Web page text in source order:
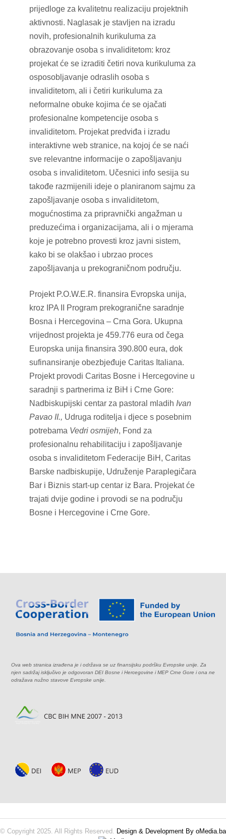
prijedloge za kvalitetnu realizaciju projektnih
aktivnosti. Naglasak je stavljen na izradu
novih, profesionalnih kurikuluma za
obrazovanje osoba s invaliditetom: kroz
projekat će se izraditi četiri nova kurikuluma za
osposobljavanje odraslih osoba s
invaliditetom, ali i četiri kurikuluma za
neformalne obuke kojima će se ojačati
profesionalne kompetencije osoba s
invaliditetom. Projekat predviđa i izradu
interaktivne web stranice, na kojoj će se naći
sve relevantne informacije o zapošljavanju
osoba s invaliditetom. Učesnici info sesija su
takođe razmijenili ideje o planiranom sajmu za
zapošljavanje osoba s invaliditetom,
mogućnostima za pripravnički angažman u
preduzećima i organizacijama, ali i o mjerama
koje je potrebno provesti kroz javni sistem,
kako bi se olakšao i ubrzao proces
zapošljavanja u prekograničnom području.
Projekt P.O.W.E.R. finansira Evropska unija,
kroz IPA II Program prekogranične saradnje
Bosna i Hercegovina – Crna Gora. Ukupna
vrijednost projekta je 459.776 eura od čega
Europska unija finansira 390.800 eura, dok
sufinansiranje obezbjeđuje Caritas Italiana.
Projekt provodi Caritas Bosne i Hercegovine u
saradnji s partnerima iz BiH i Crne Gore:
Nadbiskupijski centar za pastoral mladih Ivan
Pavao II., Udruga roditelja i djece s posebnim
potrebama Vedri osmijeh, Fond za
profesionalnu rehabilitaciju i zapošljavanje
osoba s invaliditetom Federacije BiH, Caritas
Barske nadbiskupije, Udruženje Paraplegičara
Bar i Biznis start-up centar iz Bara. Projekat će
trajati dvije godine i provodi se na području
Bosne i Hercegovine i Crne Gore.
Ova web stranica izrađena je i održava se uz finansijsku podršku Evropske unije. Za
njen sadržaj isključivo je odgovoran DEI Bosne i Hercegovine i MEP Crne Gore i ona ne
odražava nužno stavove Evropske unije.
© Copyright 2025. All Rights Reserved. Design & Development By oMedia.ba